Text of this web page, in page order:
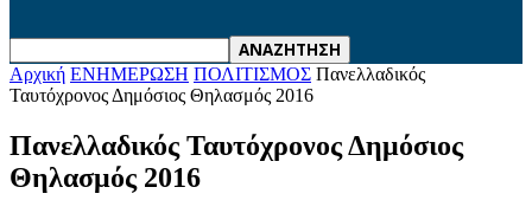
Αρχική ΕΝΗΜΕΡΩΣΗ ΠΟΛΙΤΙΣΜΟΣ Πανελλαδικός
Ταυτόχρονος Δημόσιος Θηλασμός 2016
Πανελλαδικός Ταυτόχρονος Δημόσιος
Θηλασμός 2016